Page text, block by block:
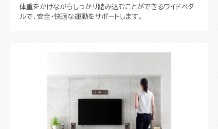
体重をかけながらしっかり踏み込むことができるワイドペダ
ルで、安全・快適な運動をサポートします。